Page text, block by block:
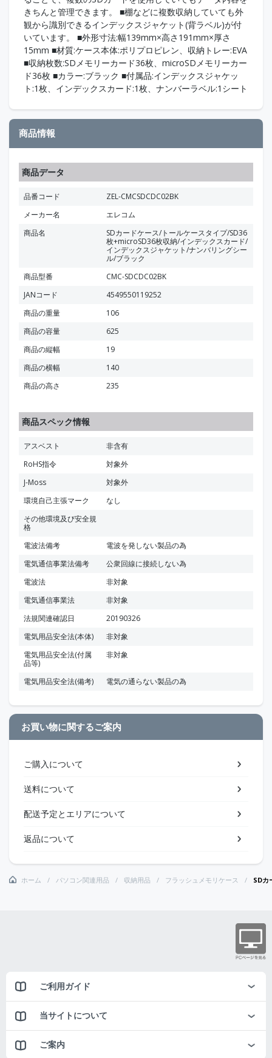
きちんと管理できます。 ■棚などに複数収納していても外
観から識別できるインデックスジャケット(背ラベル)が付
いています。 ■外形寸法:幅139mm×高さ191mm×厚さ
15mm ■材質:ケース本体:ポリプロピレン、収納トレー:EVA
■収納枚数:SDメモリーカード36枚、microSDメモリーカー
ド36枚 ■カラー:ブラック ■付属品:インデックスジャケッ
ト:1枚、インデックスカード:1枚、ナンバーラベル:1シート
商品情報
商品データ
品番コード
ZEL-CMCSDCDC02BK
メーカー名
エレコム
商品名
SDカードケース/トールケースタイプ/SD36
枚+microSD36枚収納/インデックスカード/
インデックスジャケット/ナンバリングシー
ル/ブラック
商品型番
CMC-SDCDC02BK
JANコード
4549550119252
商品の重量
106
商品の容量
625
商品の縦幅
19
商品の横幅
140
商品の高さ
235
商品スペック情報
アスベスト
非含有
RoHS指令
対象外
J-Moss
対象外
環境自己主張マーク
なし
その他環境及び安全規
格
電波法備考
電波を発しない製品の為
電気通信事業法備考
公衆回線に接続しない為
電波法
非対象
電気通信事業法
非対象
法規関連確認日
20190326
電気用品安全法(本体)
非対象
電気用品安全法(付属
品等)
非対象
電気用品安全法(備考) 電気の通らない製品の為
お買い物に関するご案内
ご購入について
送料について
配送予定とエリアについて
返品について
ホーム パソコン関連用品 収納用品 フラッシュメモリケース SDカ
ご利用ガイド
当サイトについて
ご案内